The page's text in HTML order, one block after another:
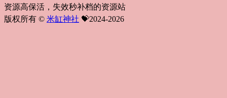
资源高保活，失效秒补档的资源站
版权所有 © 米缸神社 💝2024-2026